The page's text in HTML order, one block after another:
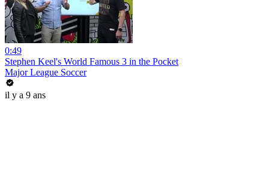
0:49
Stephen Keel's World Famous 3 in the Pocket
Major League Soccer
il y a 9 ans